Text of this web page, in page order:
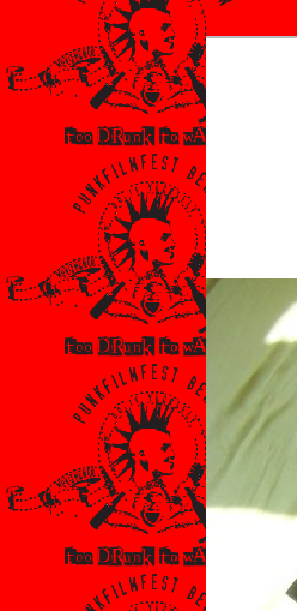
primären
springen
sekundären
springen